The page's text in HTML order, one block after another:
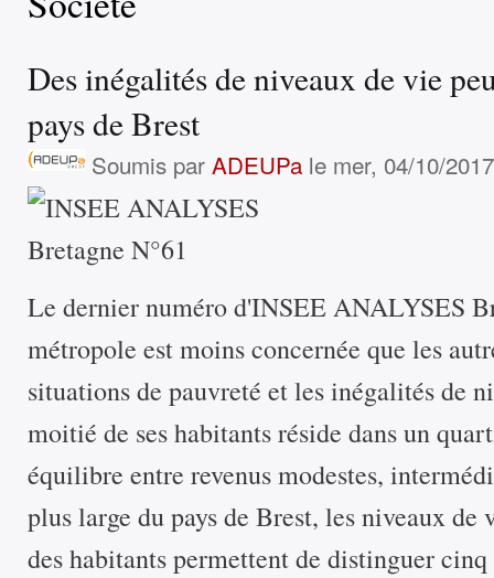
Des inégalités de niveaux de vie
pays de Brest
Soumis par ADEUPale mer, 04/10/
Le dernier numéro d'INSEE ANALYSES
métropole est moins concernée que les
situations de pauvreté et les inégalités de
moitié de ses habitants réside dans un
équilibre entre revenus modestes,
plus large du pays de Brest, les niveaux de
des habitants permettent de distinguer